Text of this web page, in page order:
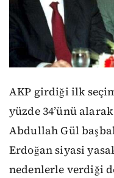
AKP girdiği ilk
yüzde 34’ünü
Abdullah Gül
Erdoğan siyasi
nedenlerle verdiği